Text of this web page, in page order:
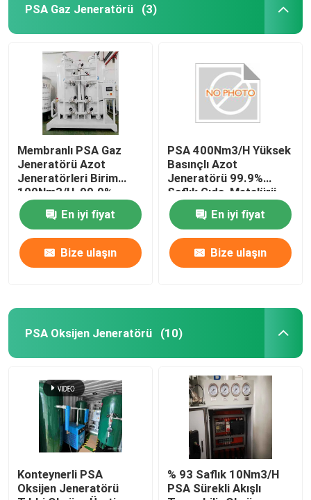
PSA Gaz Jeneratörü (3)
Membranlı PSA Gaz
Jeneratörü Azot
Jeneratörleri Birim
100Nm3/H, 99.9%
Saflık
En iyi fiyat
Bize ulaşın
PSA 400Nm3/H Yüksek
Basınçlı Azot
Jeneratörü 99.9%
Saflık Gıda, Metalürji,
Kimyasal
En iyi fiyat
Bize ulaşın
PSA Oksijen Jeneratörü (10)
Konteynerli PSA
Oksijen Jeneratörü
% 93 Saflık 10Nm3/H
PSA Sürekli Akışlı